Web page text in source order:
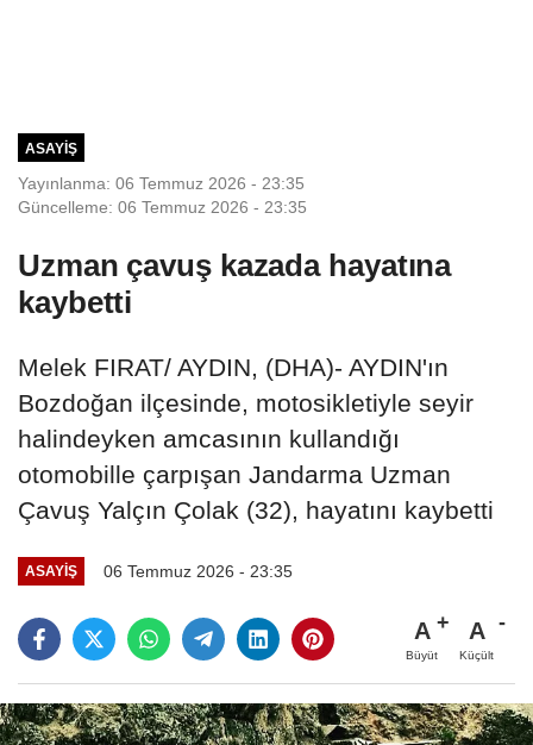
ASAYIŞ
Yayınlanma: 06 Temmuz 2026 - 23:35
Güncelleme: 06 Temmuz 2026 - 23:35
Uzman çavuş kazada hayatına
kaybetti
Melek FIRAT/ AYDIN, (DHA)- AYDIN'ın
Bozdoğan ilçesinde, motosikletiyle seyir
halindeyken amcasının kullandığı
otomobille çarpışan Jandarma Uzman
Çavuş Yalçın Çolak (32), hayatını kaybetti
ASAYIŞ 06 Temmuz 2026 - 23:35
A
Büyüt
A
Küçült